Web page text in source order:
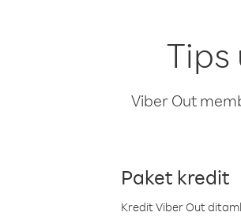
Viber Out
Paket kredit
Kredit Viber Out